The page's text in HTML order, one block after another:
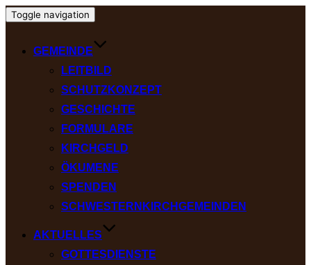
Toggle navigation
GEMEINDE
LEITBILD
SCHUTZKONZEPT
GESCHICHTE
FORMULARE
KIRCHGELD
ÖKUMENE
SPENDEN
SCHWESTERNKIRCHGEMEINDEN
AKTUELLES
GOTTESDIENSTE